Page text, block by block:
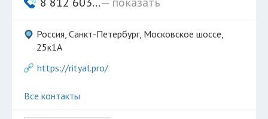
Россия, Санкт-Петербург, Московское шоссе,
25к1А
https://rityal.pro/
Все контакты